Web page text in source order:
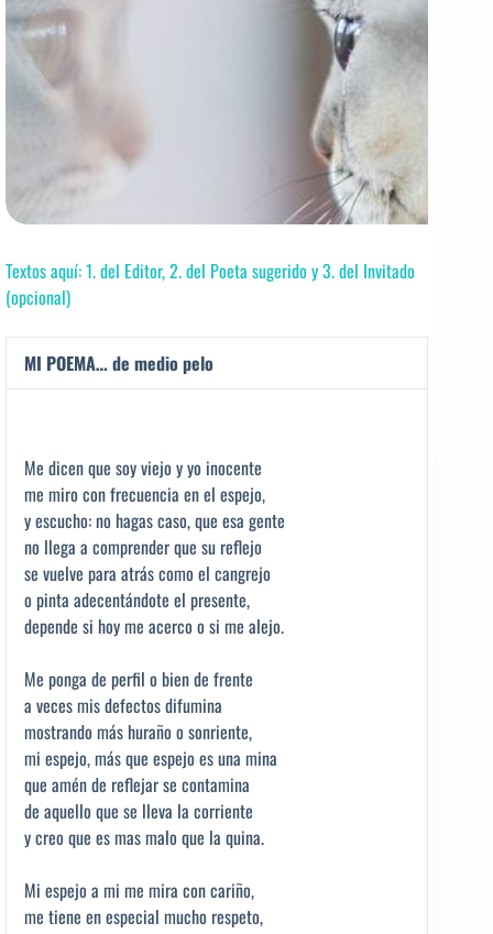
Textos aquí: 1. del Editor, 2. del Poeta sugerido y 3. del Invitado
(opcional)
MI POEMA… de medio pelo
Me dicen que soy viejo y yo inocente
me miro con frecuencia en el espejo,
y escucho: no hagas caso, que esa gente
no llega a comprender que su reflejo
se vuelve para atrás como el cangrejo
o pinta adecentándote el presente,
depende si hoy me acerco o si me alejo.
Me ponga de perfil o bien de frente
a veces mis defectos difumina
mostrando más huraño o sonriente,
mi espejo, más que espejo es una mina
que amén de reflejar se contamina
de aquello que se lleva la corriente
y creo que es mas malo que la quina.
Mi espejo a mi me mira con cariño,
me tiene en especial mucho respeto,